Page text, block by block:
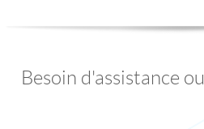
Besoin d'assistance